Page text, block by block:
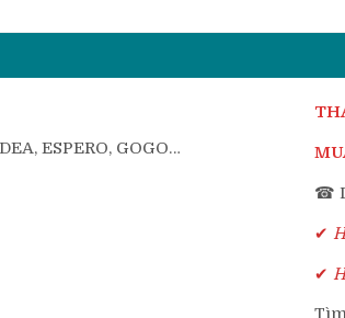
ESPERO, GOGO…
☎
✔
✔